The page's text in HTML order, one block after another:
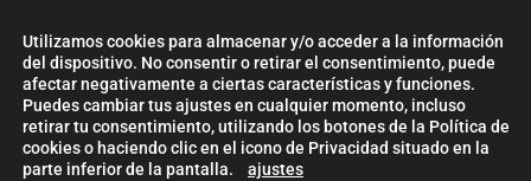
www.etlglobaladd.com
Copyright 2024 © ETL GLOBAL ADD
La Firma ETL Global|Política de Cookies|Aviso Legal |Política de
Privacidad| ManagementETL Global Digital
Utilizamos cookies para almacenar y/o acceder a la información
del dispositivo. No consentir o retirar el consentimiento, puede
afectar negativamente a ciertas características y funciones.
Puedes cambiar tus ajustes en cualquier momento, incluso
retirar tu consentimiento, utilizando los botones de la Política de
cookies o haciendo clic en el icono de Privacidad situado en la
parte inferior de la pantalla. ajustes